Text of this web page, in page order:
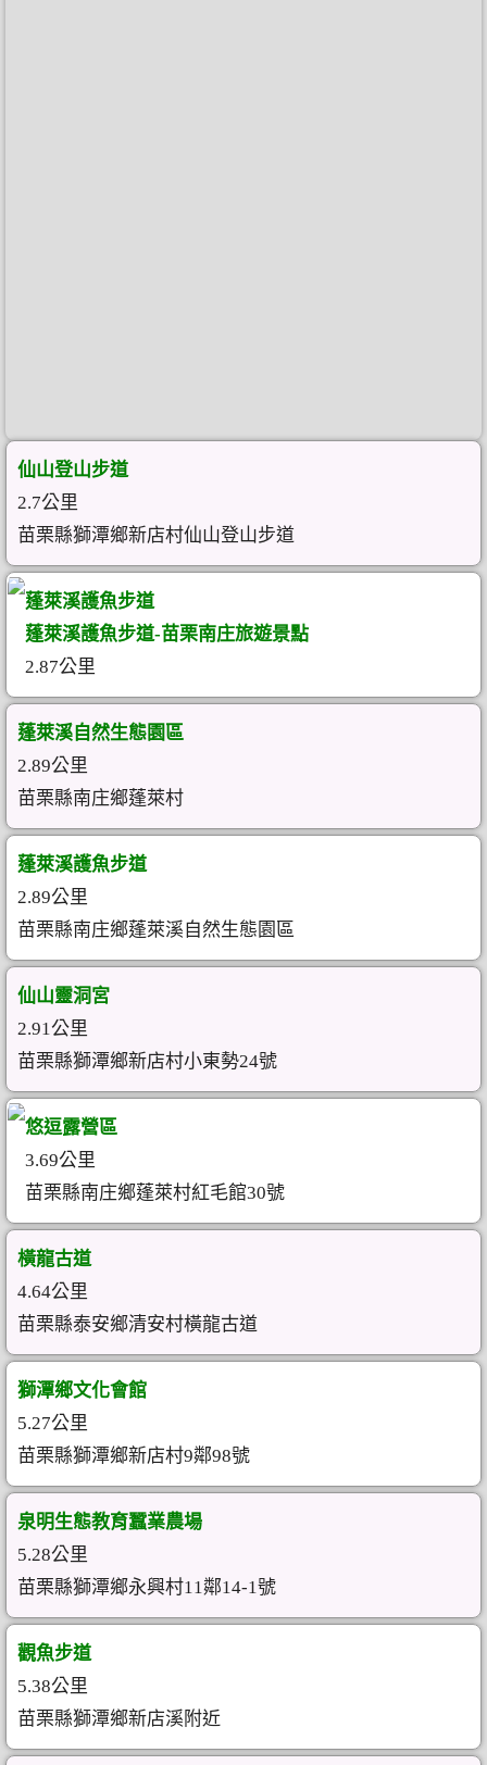
仙山登山步道
2.7公里
苗栗縣獅潭鄉新店村仙山登山步道
蓬萊溪護魚步道
蓬萊溪護魚步道-苗栗南庄旅遊景點
2.87公里
蓬萊溪自然生態園區
2.89公里
苗栗縣南庄鄉蓬萊村
蓬萊溪護魚步道
2.89公里
苗栗縣南庄鄉蓬萊溪自然生態園區
仙山靈洞宮
2.91公里
苗栗縣獅潭鄉新店村小東勢24號
悠逗露營區
3.69公里
苗栗縣南庄鄉蓬萊村紅毛館30號
橫龍古道
4.64公里
苗栗縣泰安鄉清安村橫龍古道
獅潭鄉文化會館
5.27公里
苗栗縣獅潭鄉新店村9鄰98號
泉明生態教育蠶業農場
5.28公里
苗栗縣獅潭鄉永興村11鄰14-1號
觀魚步道
5.38公里
苗栗縣獅潭鄉新店溪附近